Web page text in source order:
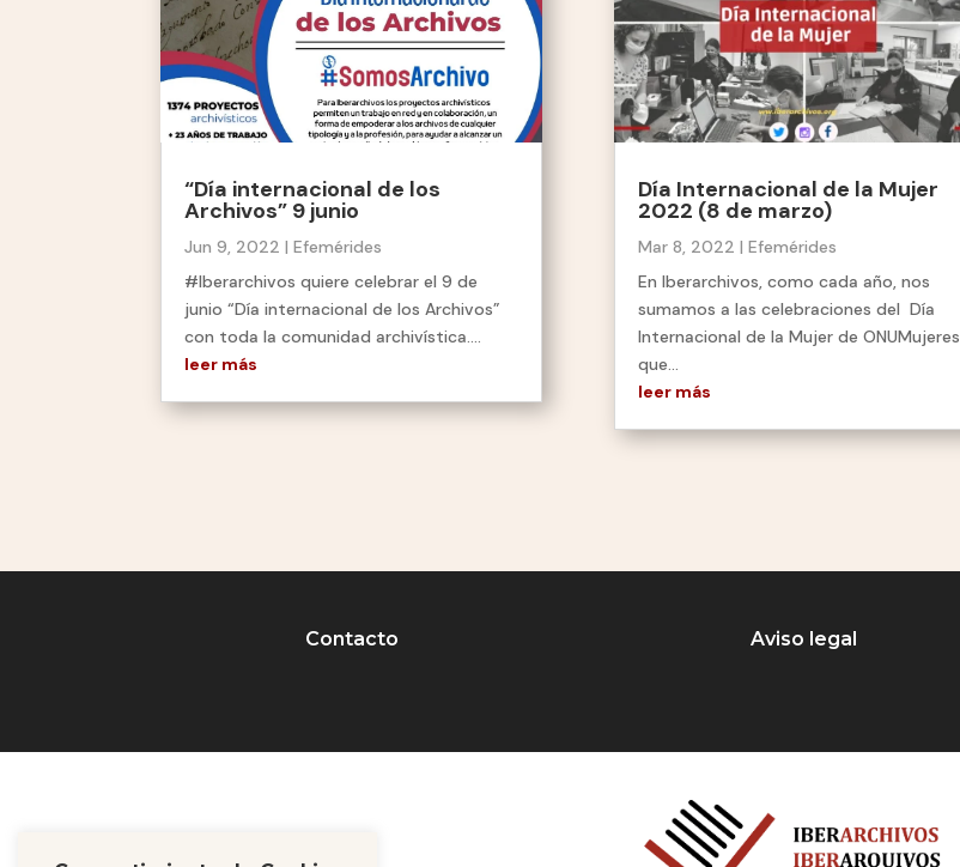
“Día internacional de los
Archivos” 9 junio
Jun 9, 2022 |Efemérides
#Iberarchivos quiere celebrar el 9 de
junio “Día internacional de los Archivos”
con toda la comunidad archivística....
leer más
Día Internacional de la Mujer
2022 (8 de marzo)
Mar 8, 2022 | Efemérides
En Iberarchivos, como cada año, nos
sumamos a las celebraciones del Día
Internacional de la Mujer de ONUMujeres
que...
leer más
Contacto Aviso legal